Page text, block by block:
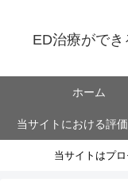
ED治療がで
ホーム
当サイトにおける評
ついて
当サイトはプ